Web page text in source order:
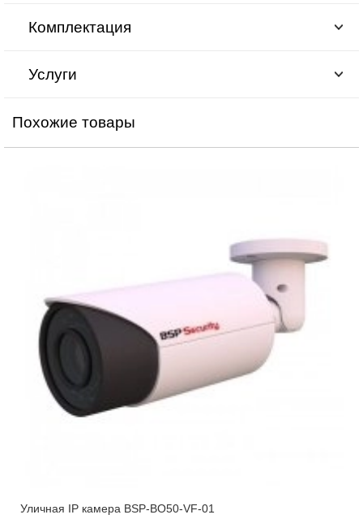
Комплектация
Услуги
Похожие товары
Уличная IP камера BSP-BO50-VF-01